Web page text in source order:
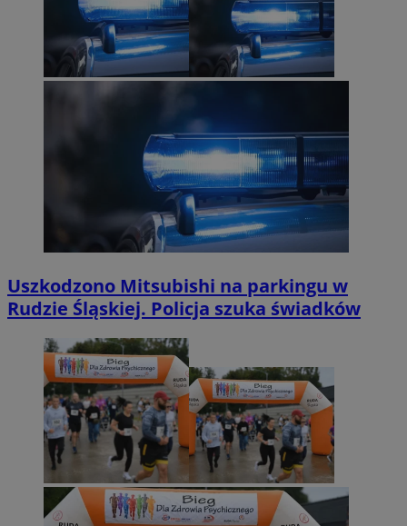
Uszkodzono Mitsubishi na parkingu w
Rudzie Śląskiej. Policja szuka świadków